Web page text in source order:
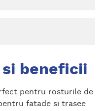
beneficii
pentru rosturile de
fatade si trasee